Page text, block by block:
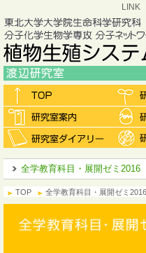
LINK
全学教育科目・展開ゼミ2016
TOP 全学教育科目・展開ゼミ2016